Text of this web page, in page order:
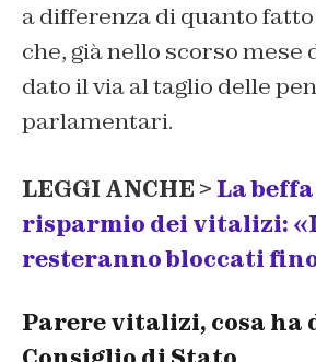
a differenza di quanto
che, già nello scorso mese
dato il via al taglio delle
parlamentari.
LEGGI ANCHE > La
risparmio dei vitalizi:
resteranno bloccati fino
Parere vitalizi, cosa ha